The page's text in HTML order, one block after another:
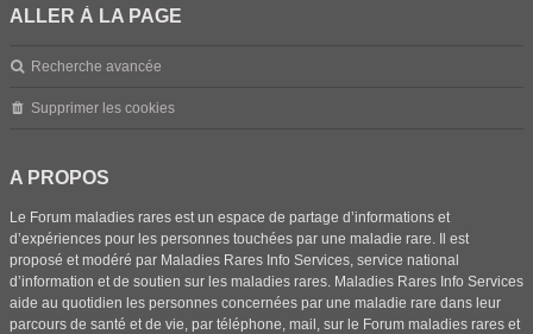
ALLER À LA PAGE
Recherche avancée
Supprimer les cookies
A PROPOS
Le Forum maladies rares est un espace de partage d’informations et
d’expériences pour les personnes touchées par une maladie rare. Il est
proposé et modéré par Maladies Rares Info Services, service national
d’information et de soutien sur les maladies rares. Maladies Rares Info Services
aide au quotidien les personnes concernées par une maladie rare dans leur
parcours de santé et de vie, par téléphone, mail, sur le Forum maladies rares et